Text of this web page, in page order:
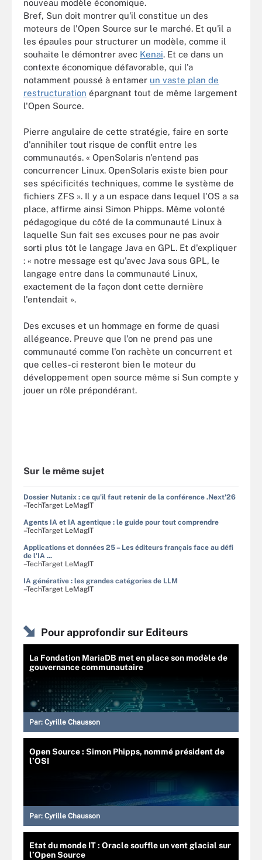
nouveau modèle économique.
Bref, Sun doit montrer qu'il constitue un des
moteurs de l'Open Source sur le marché. Et qu'il a
les épaules pour structurer un modèle, comme il
souhaite le démontrer avec Kenai. Et ce dans un
contexte économique défavorable, qui l'a
notamment poussé à entamer un vaste plan de
restructuration épargnant tout de même largement
l'Open Source.
Pierre angulaire de cette stratégie, faire en sorte
d'annihiler tout risque de conflit entre les
communautés. « OpenSolaris n'entend pas
concurrencer Linux. OpenSolaris existe bien pour
ses spécificités techniques, comme le système de
fichiers ZFS ». Il y a un espace dans lequel l'OS a sa
place, affirme ainsi Simon Phipps. Même volonté
pédagogique du côté de la communauté Linux à
laquelle Sun fait ses excuses pour ne pas avoir
sorti plus tôt le langage Java en GPL. Et d'expliquer
: « notre message est qu'avec Java sous GPL, le
langage entre dans la communauté Linux,
exactement de la façon dont cette dernière
l'entendait ».
Des excuses et un hommage en forme de quasi
allégeance. Preuve que l'on ne prend pas une
communauté comme l'on rachète un concurrent et
que celles-ci resteront bien le moteur du
développement open source même si Sun compte y
jouer un rôle prépondérant.
Sur le même sujet
Dossier Nutanix : ce qu'il faut retenir de la conférence .Next'26
–TechTarget LeMagIT
Agents IA et IA agentique : le guide pour tout comprendre
–TechTarget LeMagIT
Applications et données 25 – Les éditeurs français face au défi
de l'IA ...
–TechTarget LeMagIT
IA générative : les grandes catégories de LLM
–TechTarget LeMagIT
Pour approfondir sur Editeurs
La Fondation MariaDB met en place son modèle de
gouvernance communautaire
Par: Cyrille Chausson
Open Source : Simon Phipps, nommé président de
l’OSI
Par: Cyrille Chausson
Etat du monde IT : Oracle souffle un vent glacial sur
l’Open Source